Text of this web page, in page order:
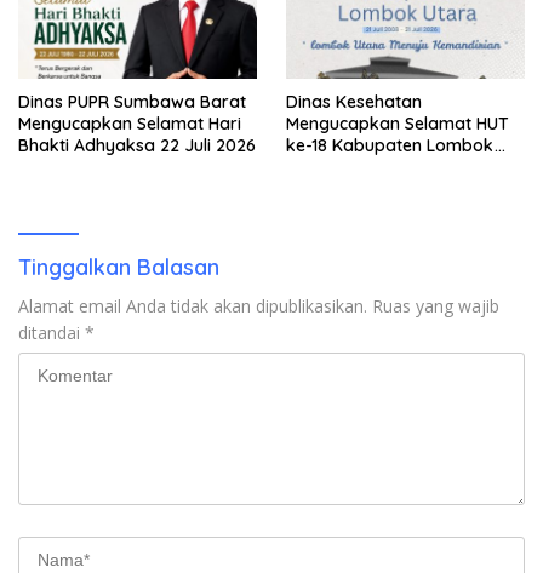
Dinas PUPR Sumbawa Barat
Mengucapkan Selamat Hari
Bhakti Adhyaksa 22 Juli 2026
Dinas Kesehatan
Mengucapkan Selamat HUT
ke-18 Kabupaten Lombok
Tinggalkan Balasan
Alamat email Anda tidak akan dipublikasikan. Ruas yang wajib
ditandai *